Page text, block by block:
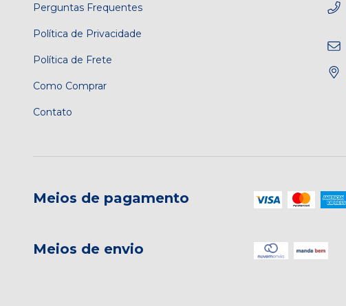
Perguntas Frequentes
Política de Privacidade
Política de Frete
Como Comprar
Contato
Meios de pagamento
Meios de envio